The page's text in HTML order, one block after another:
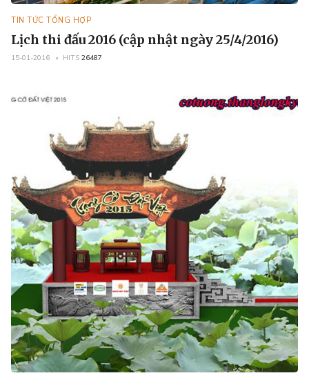
TIN TỨC TỔNG HỢP
Lịch thi đấu 2016 (cập nhật ngày 25/4/2016)
15-01-2016 HITS 26487